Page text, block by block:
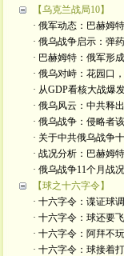
【乌克兰战局10】
· 俄军动态：巴赫姆
· 俄乌战争启示：弹
· 巴赫姆特：俄军形
· 俄乌对峙：花园口
· 从GDP看核大战爆
· 俄乌风云：中共释
· 俄乌战争：侵略者
· 关于中共俄乌战争
· 战况分析：巴赫姆
· 俄乌战争11个月战
【球之十六字令】
· 十六字令：谍证球
· 十六字令：球还要飞
· 十六字令：阿拜不
· 十六字令：球接着